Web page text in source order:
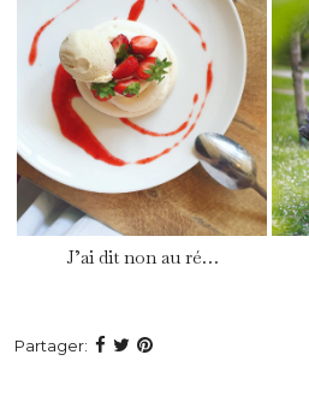
J’ai dit non au ré…
Partager: